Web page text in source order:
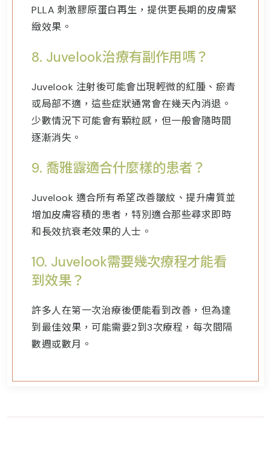
PLLA 刺激膠原蛋白再生，提供更長期的皮膚緊
緻效果。
8. Juvelook治療有副作用嗎？
Juvelook 注射後可能會出現輕微的紅腫、瘀青
或局部不適，這些症狀通常會在幾天內消退。
少數情況下可能會有顆粒感，但一般會隨時間
逐漸消失。
9. 喬雅露適合什麼樣的患者？
Juvelook 適合所有希望改善皺紋、提升膚質並
增加皮膚容積的患者，特別適合那些尋求即時
和長效抗衰老效果的人士。
10. Juvelook需要幾次療程才能看
到效果？
許多人在第一次治療後便能看到改善，但為達
到最佳效果，可能需要2到3次療程，每次間隔
數週或數月。